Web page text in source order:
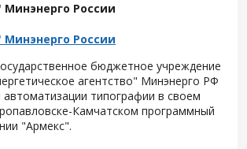
России
России
бюджетное учреждение
агентство" Минэнерго РФ
типографии в своем
Камчатском программный
"Армекс".